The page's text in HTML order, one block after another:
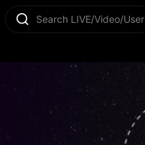
Search LIVE/Video/User